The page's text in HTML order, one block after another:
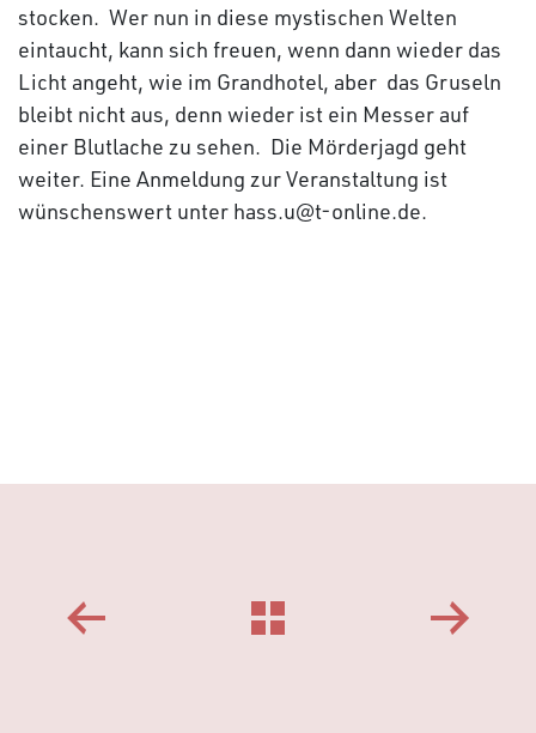
stocken. Wer nun in diese mystischen Welten
eintaucht, kann sich freuen, wenn dann wieder das
Licht angeht, wie im Grandhotel, aber das Gruseln
bleibt nicht aus, denn wieder ist ein Messer auf
einer Blutlache zu sehen. Die Mörderjagd geht
weiter. Eine Anmeldung zur Veranstaltung ist
wünschenswert unter hass.u@t-online.de.